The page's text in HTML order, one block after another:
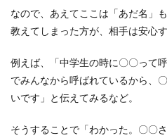
なので、あえてここは「あだ名」
教えてしまった方が、相手は安心
例えば、「中学生の時に〇〇って
でみんなから呼ばれているから、
いです」と伝えてみるなど。
そうすることで「わかった。〇〇